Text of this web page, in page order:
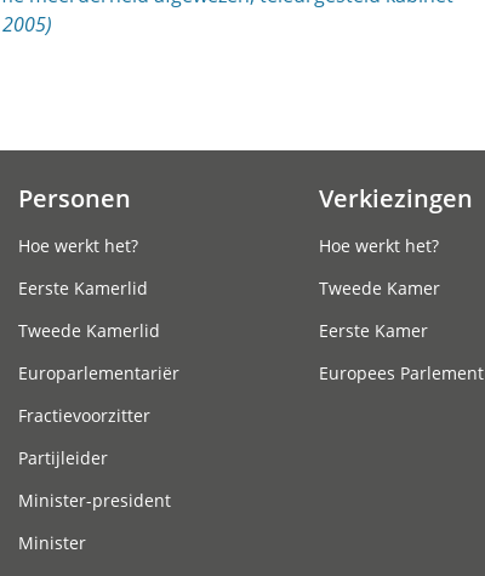
Personen
Hoe werkt het?
Eerste Kamerlid
Tweede Kamerlid
Europarlementariër
Fractievoorzitter
Partijleider
Minister-president
Minister
Verkiezingen
Hoe werkt het?
Tweede Kamer
Eerste Kamer
Europees Parlement